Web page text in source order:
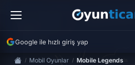
Google ile hızlı giriş yap
Mobil Oyunlar Mobile Legends